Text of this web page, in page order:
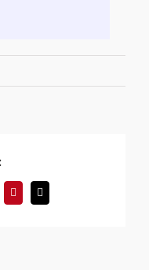
PinterestEmail
(necessário